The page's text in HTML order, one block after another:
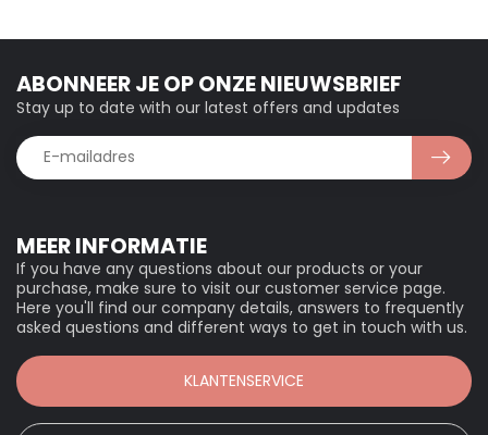
MEER INFORMATIE
If you have any questions about our products or your
purchase, make sure to visit our customer service page.
Here you'll find our company details, answers to frequently
asked questions and different ways to get in touch with us.
KLANTENSERVICE
ABONNEER JE OP ONZE NIEUWSBRIEF
Stay up to date with our latest offers and updates